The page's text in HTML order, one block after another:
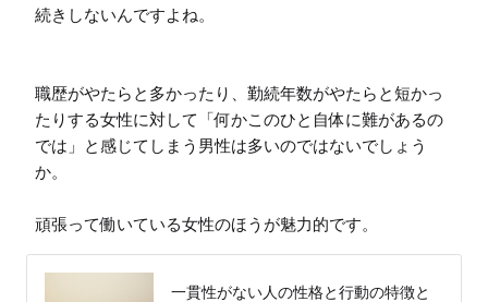
続きしないんですよね。
職歴がやたらと多かったり、勤続年数がやたらと短かっ
たりする女性に対して「何かこのひと自体に難があるの
では」と感じてしまう男性は多いのではないでしょう
か。
頑張って働いている女性のほうが魅力的です。
一貫性がない人の性格と行動の特徴と